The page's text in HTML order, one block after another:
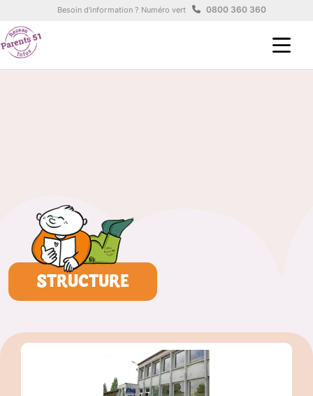
Aller au contenu principal
Besoin d'information ? Numéro vert 0800 360 360
STRUCTURE
Panneau de gestion des cookies